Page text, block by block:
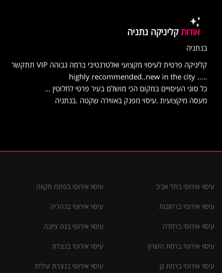
אודותקליניקה נתניה
בנתניה
קליניקה פרטית לעיסוי מקצועי ואלטרנטיבי ברמה גבוהה VIP תתקשר
..... highly recommended..new in the city
כל סוגי העיסויים במקום הכי מושלם בעיר פרטי לחלוטין ...
מעסה מיקצועית .עיסוי מפנק באווירה שקטה .בנתניה
עיסוי אירוטי בתל אביב
עיסוי אירוטי ברחובות
עיסוי אירוטי ברמלה
עיסוי אירוטי ברמת השרון
עיסוי אירוטי ברמת גן
עיסוי אירוטי בפתח תקווה
עיסוי אירוטי בנהריה
עיסוי אירוטי בנס ציונה
עיסוי אירוטי בנצרת
עיסוי אירוטי בנצרת עילית